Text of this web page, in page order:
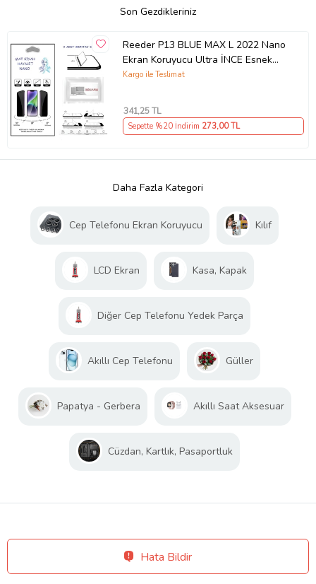
Son Gezdikleriniz
Reeder P13 BLUE MAX L 2022 Nano
Ekran Koruyucu Ultra İNCE Esnek
MAT HAYALET
Kargo ile Teslimat
341,25 TL
Sepette %20 İndirim 273,00 TL
Daha Fazla Kategori
Cep Telefonu Ekran Koruyucu Kılıf
LCD Ekran Kasa, Kapak
Diğer Cep Telefonu Yedek Parça
Akıllı Cep Telefonu Güller
Papatya - Gerbera Akıllı Saat Aksesuar
Cüzdan, Kartlık, Pasaportluk
Hata Bildir